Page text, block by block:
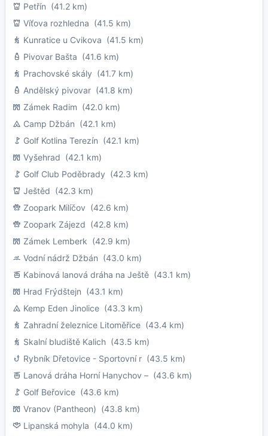
Petřín (41.2 km)
Víťova rozhledna (41.5 km)
Kunratice u Cvikova (41.5 km)
Pivovar Bašta (41.6 km)
Prachovské skály (41.7 km)
Andělský pivovar (41.8 km)
Zámek Radim (42.0 km)
Camp Džbán (42.1 km)
Golf Kotlina Terezín (42.1 km)
Vyšehrad (42.1 km)
Golf Club Poděbrady (42.3 km)
Ještěd (42.3 km)
Zoopark Milíčov (42.6 km)
Zoopark Zájezd (42.8 km)
Zámek Lemberk (42.9 km)
Vodní nádrž Džbán (43.0 km)
Kabinová lanová dráha na Ještě (43.1 km)
Hrad Frýdštejn (43.1 km)
Kemp Eden Jinolice (43.3 km)
Zahradní železnice Litoměřice (43.4 km)
Skalní bludiště Kalich (43.5 km)
Rybník Dřetovice - Sportovní r (43.5 km)
Lanová dráha Horní Hanychov – (43.6 km)
Golf Beřovice (43.6 km)
Vranov (Pantheon) (43.8 km)
Lipanská mohyla (44.0 km)